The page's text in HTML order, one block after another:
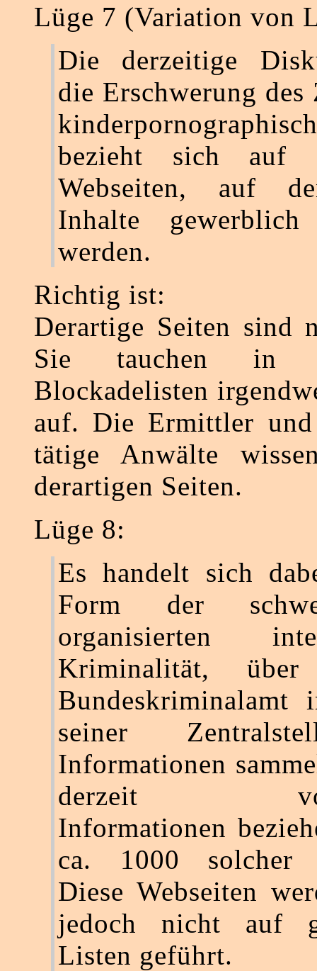
Lüge 7 (Variation von
Die derzeitige
die Erschwerung des
bezieht sich auf
Webseiten, auf
Inhalte gewerblich
werden.
Richtig ist:
Derartige Seiten sind
Sie tauchen in
Blockadelisten
auf. Die Ermittler
tätige Anwälte
derartigen Seiten.
Lüge 8:
Es handelt sich
Form der
organisierten
Kriminalität,
Bundeskriminalamt
seiner
Informationen
derzeit
Informationen
ca. 1000 solcher
Diese Webseiten
jedoch nicht auf
Listen geführt.